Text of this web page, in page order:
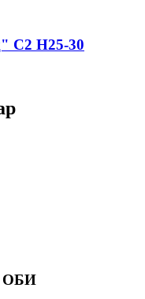
С2 H25-30
ОБИ